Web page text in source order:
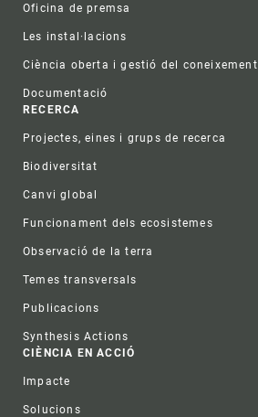
Oficina de premsa
Les instal·lacions
Ciència oberta i gestió del coneixement
Documentació
RECERCA
Projectes, eines i grups de recerca
Biodiversitat
Canvi global
Funcionament dels ecosistemes
Observació de la terra
Temes transversals
Publicacions
Synthesis Actions
CIÈNCIA EN ACCIÓ
Impacte
Solucions